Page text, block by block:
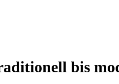
bis